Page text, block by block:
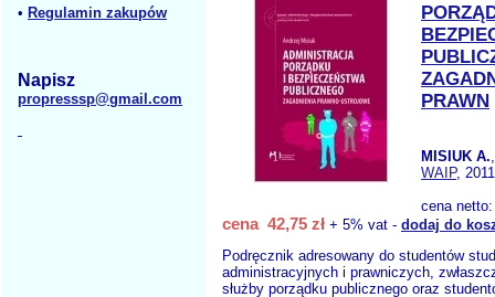
• Regulamin zakupów
Napisz
propresssp@gmail.com
PRAWN
MISIUK A.
WAIP,
cena
cena 42,75 zł + 5% vat - dodaj do
Podręcznik adresowany do studentów
administracyjnych i prawniczych,
służby porządku publicznego oraz